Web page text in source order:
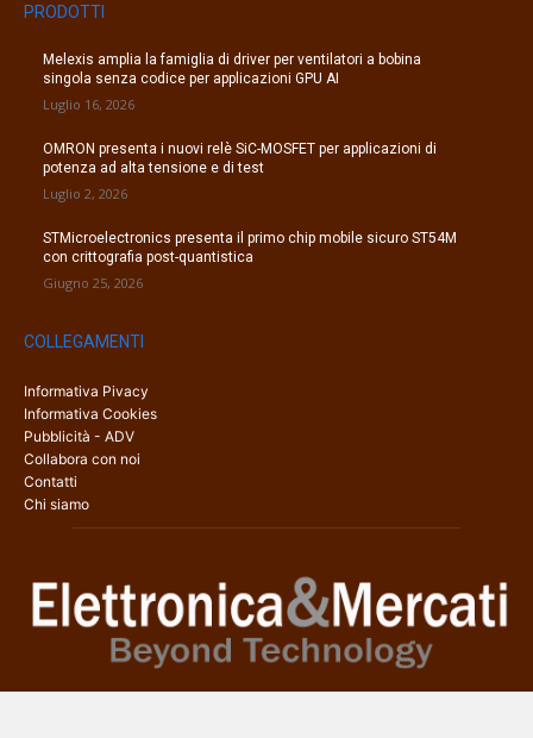
PRODOTTI
Melexis amplia la famiglia di driver per ventilatori a bobina
singola senza codice per applicazioni GPU AI
Luglio 16, 2026
OMRON presenta i nuovi relè SiC-MOSFET per applicazioni di
potenza ad alta tensione e di test
Luglio 2, 2026
STMicroelectronics presenta il primo chip mobile sicuro ST54M
con crittografia post-quantistica
Giugno 25, 2026
COLLEGAMENTI
Informativa Pivacy
Informativa Cookies
Pubblicità - ADV
Collabora con noi
Contatti
Chi siamo